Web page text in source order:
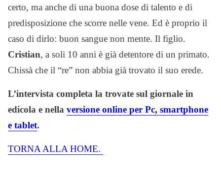
certo, ma anche di una buona dose di talento e di
predisposizione che scorre nelle vene. Ed è proprio il
caso di dirlo: buon sangue non mente. Il figlio.
Cristian, a soli 10 anni è già detentore di un primato.
Chissà che il “re” non abbia già trovato il suo erede.
L’intervista completa la trovate sul giornale in
edicola e nella versione online per Pc, smartphone
e tablet.
TORNA ALLA HOME.